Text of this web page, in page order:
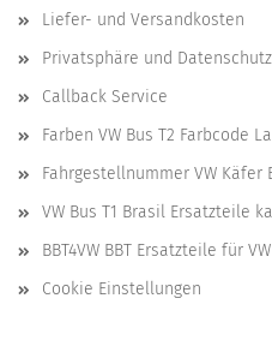
Liefer- und Versandkosten
Privatsphäre und Datenschutz
Callback Service
Farben VW Bus T2 Farbcode
Fahrgestellnummer VW Käfer
VW Bus T1 Brasil Ersatzteile
BBT4VW BBT Ersatzteile für VW
Cookie Einstellungen